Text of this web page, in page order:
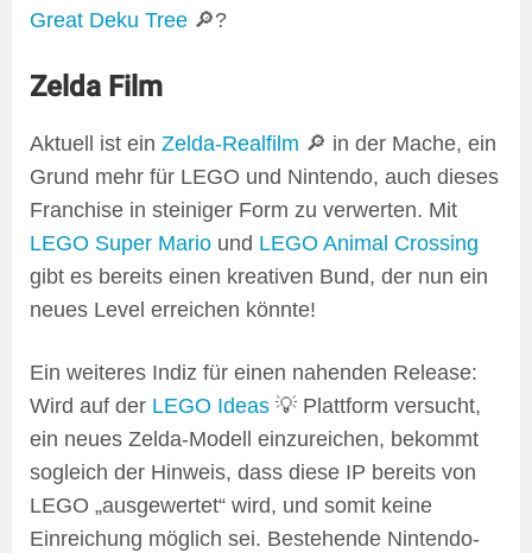
Great Deku Tree 🔎?
Zelda Film
Aktuell ist ein Zelda-Realfilm 🔎 in der Mache, ein
Grund mehr für LEGO und Nintendo, auch dieses
Franchise in steiniger Form zu verwerten. Mit
LEGO Super Mario und LEGO Animal Crossing
gibt es bereits einen kreativen Bund, der nun ein
neues Level erreichen könnte!
Ein weiteres Indiz für einen nahenden Release:
Wird auf der LEGO Ideas 💡 Plattform versucht,
ein neues Zelda-Modell einzureichen, bekommt
sogleich der Hinweis, dass diese IP bereits von
LEGO „ausgewertet“ wird, und somit keine
Einreichung möglich sei. Bestehende Nintendo-